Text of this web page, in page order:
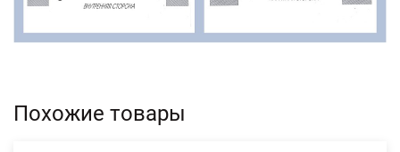
Похожие товары